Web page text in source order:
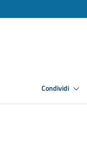
Condividi